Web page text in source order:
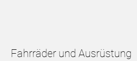
Fahrräder und Ausrüstung